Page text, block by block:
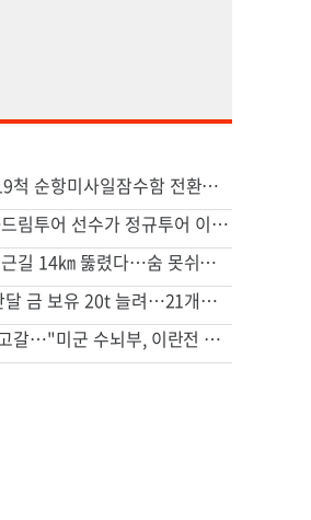
美, 공격잠수함 19척 순항미사일잠수함 전환…中 견제 강화
강채연의 반란…드림투어 선수가 정규투어 이틀째 선두
“도와주세요” 퇴근길 14㎞ 뚫렸다…숨 못쉬던 아기 살린 기적
中인민은행, 지난달 금 보유 20t 늘려…21개월 연속 증가세
공습 한계, 탄약 고갈…"미군 수뇌부, 이란전 출구전략 모색중"